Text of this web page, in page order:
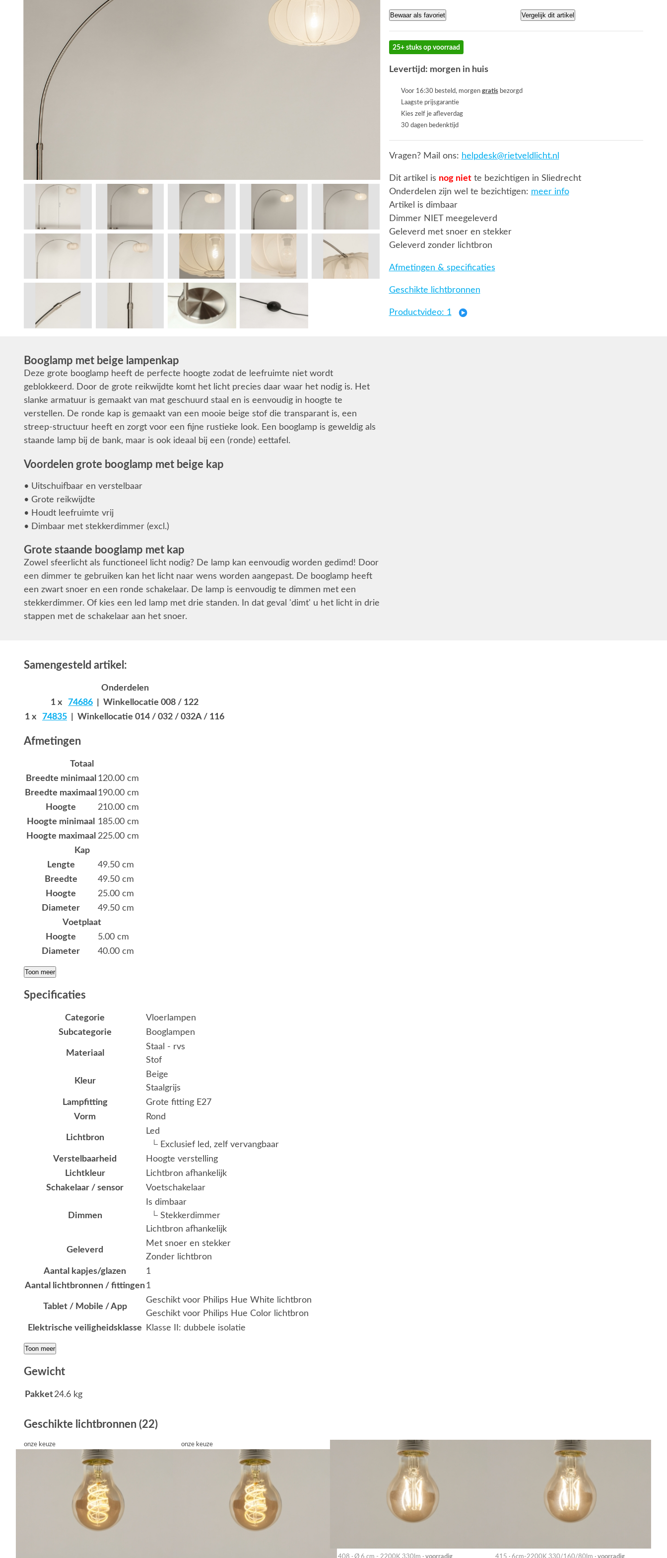
Bewaar als favoriet Vergelijk dit artikel
25+ stuks op voorraad
Levertijd: morgen in huis
Voor 16:30 besteld, morgen gratisbezorgd
Laagste prijsgarantie
Kies zelf je afleverdag
30 dagen bedenktijd
Vragen? Mail ons: helpdesk@rietveldlicht.nl
Dit artikel is nog niette bezichtigen in Sliedrecht
Onderdelen zijn wel te bezichtigen: meer info
Artikel is dimbaar
Dimmer NIET meegeleverd
Geleverd met snoer en stekker
Geleverd zonder lichtbron
Afmetingen & specificaties
Geschikte lichtbronnen
Productvideo: 1
Booglamp met beige lampenkap
Deze grote booglamp heeft de perfecte hoogte zodat de leefruimte niet wordt
geblokkeerd. Door de grote reikwijdte komt het licht precies daar waar het nodig is. Het
slanke armatuur is gemaakt van mat geschuurd staal en is eenvoudig in hoogte te
verstellen. De ronde kap is gemaakt van een mooie beige stof die transparant is, een
streep-structuur heeft en zorgt voor een fijne rustieke look. Een booglamp is geweldig als
staande lamp bij de bank, maar is ook ideaal bij een (ronde) eettafel.
Voordelen grote booglamp met beige kap
• Uitschuifbaar en verstelbaar
• Grote reikwijdte
• Houdt leefruimte vrij
• Dimbaar met stekkerdimmer (excl.)
Grote staande booglamp met kap
Zowel sfeerlicht als functioneel licht nodig? De lamp kan eenvoudig worden gedimd! Door
een dimmer te gebruiken kan het licht naar wens worden aangepast. De booglamp heeft
een zwart snoer en een ronde schakelaar. De lamp is eenvoudig te dimmen met een
stekkerdimmer. Of kies een led lamp met drie standen. In dat geval 'dimt' u het licht in drie
stappen met de schakelaar aan het snoer.
Samengesteld artikel:
Onderdelen
1 x 74686 | Winkellocatie 008 / 122
1 x 74835 | Winkellocatie 014 / 032 / 032A / 116
Afmetingen
Totaal
Breedte minimaal 120.00 cm
Breedte maximaal 190.00 cm
Hoogte
210.00 cm
Hoogte minimaal
185.00 cm
Hoogte maximaal 225.00 cm
Kap
Lengte
49.50 cm
Breedte
49.50 cm
Hoogte
25.00 cm
Diameter
49.50 cm
Voetplaat
Hoogte
5.00 cm
Diameter
40.00 cm
Toon meer
Specificaties
Categorie
Vloerlampen
Subcategorie
Booglampen
Materiaal
Staal - rvs
Stof
Kleur
Beige
Staalgrijs
Lampfitting
Grote fitting E27
Vorm
Rond
Lichtbron
Led
└ Exclusief led, zelf vervangbaar
Verstelbaarheid
Hoogte verstelling
Lichtkleur
Lichtbron afhankelijk
Schakelaar / sensor
Voetschakelaar
Dimmen
Is dimbaar
└ Stekkerdimmer
Lichtbron afhankelijk
Geleverd
Met snoer en stekker
Zonder lichtbron
Aantal kapjes/glazen
1
Aantal lichtbronnen / fittingen1
Tablet / Mobile / App
Geschikt voor Philips Hue White lichtbron
Geschikt voor Philips Hue Color lichtbron
Elektrische veiligheidsklasse
Klasse II: dubbele isolatie
Toon meer
Gewicht
Pakket24.6 kg
Geschikte lichtbronnen (22)
onze keuze onze keuze
408 · Ø 6 cm - 2200K 330lm · voorradig 415 · 6cm-2200K 330/160/80lm · voorradig